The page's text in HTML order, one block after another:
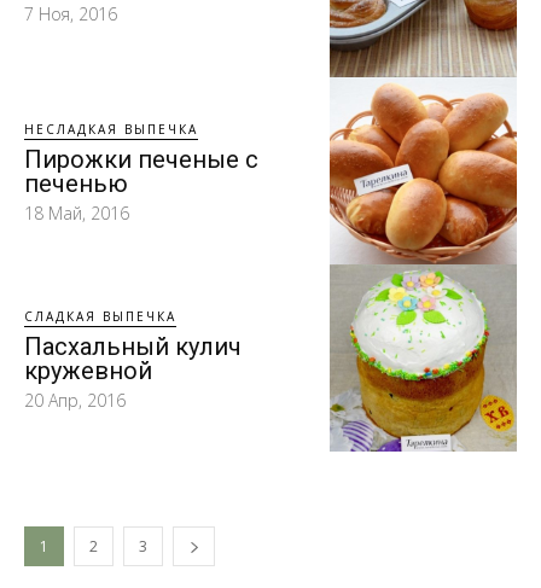
7 Ноя, 2016
НЕСЛАДКАЯ ВЫПЕЧКА
Пирожки печеные с
печенью
18 Май, 2016
СЛАДКАЯ ВЫПЕЧКА
Пасхальный кулич
кружевной
20 Апр, 2016
1 2 3